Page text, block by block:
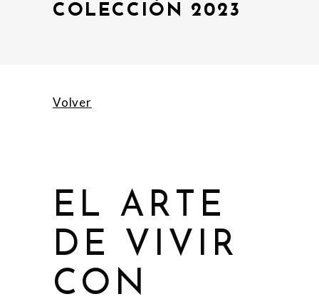
COLECCIÓN 2023
Volver
EL ARTE
DE VIVIR
CON